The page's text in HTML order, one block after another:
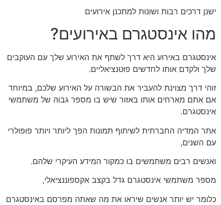
ישנן דרכים רבות ושונות למתכנן אירועים
מהו אינסטגרם באירועים?
אינסטגרם באירוע היא דרך לשתף את האירוע שלך עם העוקבים
שלך ולקדם אותו לחדשים פוטנציאליים.
זוהי דרך מצוינת להעביר את הבשורה על האירוע שלכם, במיוחד
אם אתם מארחים אותו באזור שיש בו מספר גבוה של משתמשי
אינסטגרם.
אתר המדיה החברתית לשיתוף תמונות הפך ליותר ויותר פופולרי
עם השנים,
ואנשים רבים משתמשים בו כמקור המידע העיקרי שלהם.
מספר משתמשי אינסטגרם גדל בקצב אקספוננציאלי,
כלומר יש יותר אנשים שיראו את מה שאתה מפרסם באינסטגרם